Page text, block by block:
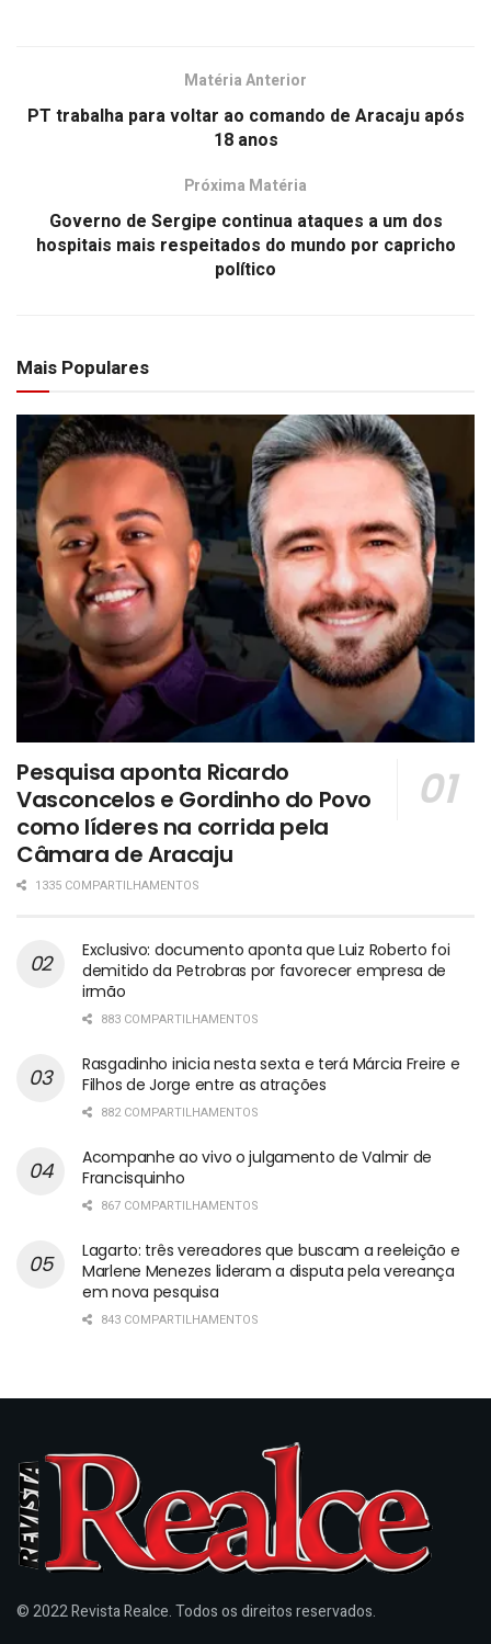
Matéria Anterior
PT trabalha para voltar ao comando de Aracaju após
18 anos
Próxima Matéria
Governo de Sergipe continua ataques a um dos
hospitais mais respeitados do mundo por capricho
político
Mais Populares
Pesquisa aponta Ricardo
Vasconcelos e Gordinho do Povo
como líderes na corrida pela
Câmara de Aracaju
1335 COMPARTILHAMENTOS
Exclusivo: documento aponta que Luiz Roberto foi
demitido da Petrobras por favorecer empresa de
irmão
883 COMPARTILHAMENTOS
Rasgadinho inicia nesta sexta e terá Márcia Freire e
Filhos de Jorge entre as atrações
882 COMPARTILHAMENTOS
Acompanhe ao vivo o julgamento de Valmir de
Francisquinho
867 COMPARTILHAMENTOS
Lagarto: três vereadores que buscam a reeleição e
Marlene Menezes lideram a disputa pela vereança
em nova pesquisa
843 COMPARTILHAMENTOS
© 2022 Revista Realce. Todos os direitos reservados.